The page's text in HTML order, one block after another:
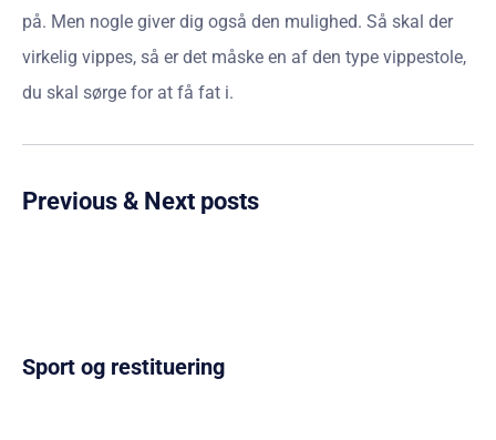
på. Men nogle giver dig også den mulighed. Så skal der
virkelig vippes, så er det måske en af den type vippestole,
du skal sørge for at få fat i.
Previous & Next posts
Sport og restituering